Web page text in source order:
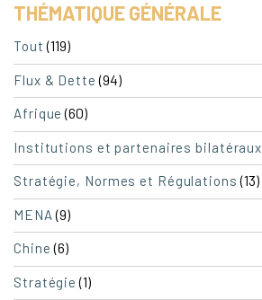
THÉMATIQUE GÉNÉRALE
Tout (119)
Flux & Dette (94)
Afrique (60)
Institutions et partenaires bilatéraux
Stratégie, Normes et Régulations (13)
MENA(9)
Chine (6)
Stratégie (1)